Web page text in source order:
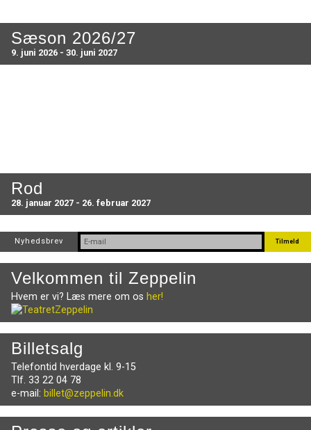
Sæson 2026/27
9. juni 2026 - 30. juni 2027
Rod
28. januar 2027 - 26. februar 2027
Nyhedsbrev
Velkommen til Zeppelin
Hvem er vi? Læs mere om os her!
Billetsalg
Telefontid hverdage kl. 9-15
Tlf. 33 22 04 78
e-mail: billet@zeppelin.dk